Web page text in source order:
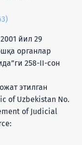
йил 29
органлар
258-II-сон
этилган
of Uzbekistan No.
of Judicial